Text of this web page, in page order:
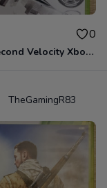
0
Split Second Velocity Xbox 360
TheGamingR83